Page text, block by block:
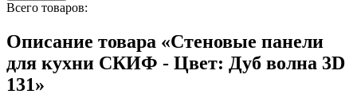
Всего товаров:
Описание товара «Стеновые панели
для кухни СКИФ - Цвет: Дуб волна 3D
131»